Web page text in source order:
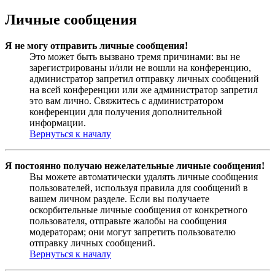
Личные сообщения
Я не могу отправить личные сообщения!
Это может быть вызвано тремя причинами: вы не
зарегистрированы и/или не вошли на конференцию,
администратор запретил отправку личных сообщений
на всей конференции или же администратор запретил
это вам лично. Свяжитесь с администратором
конференции для получения дополнительной
информации.
Вернуться к началу
Я постоянно получаю нежелательные личные сообщения!
Вы можете автоматически удалять личные сообщения
пользователей, используя правила для сообщений в
вашем личном разделе. Если вы получаете
оскорбительные личные сообщения от конкретного
пользователя, отправьте жалобы на сообщения
модераторам; они могут запретить пользователю
отправку личных сообщений.
Вернуться к началу